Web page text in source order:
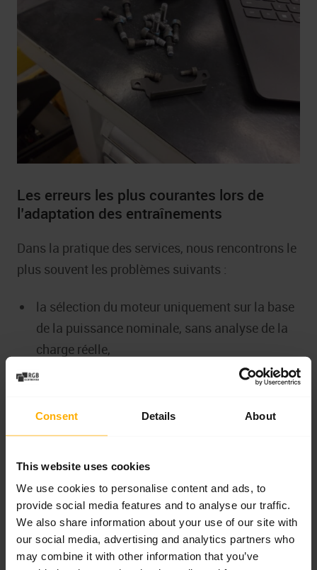
Consent Details About
This website uses cookies
We use cookies to personalise content and ads, to
provide social media features and to analyse our traffic.
We also share information about your use of our site with
our social media, advertising and analytics partners who
may combine it with other information that you’ve
Les erreurs les plus courantes lors de
l’adaptation des entraînements
Dans la pratique des services, nous rencontrons le
plus souvent les problèmes suivants :
la sélection du moteur uniquement sur la base
de la puissance nominale, sans analyse de la
charge réelle,
pas de mise à jour des paramètres sur
l’omission de la qualité de l’énergie et du
contrôle des harmoniques,
l’absence de mesures conformes à l’exécution
après la mise en service.
Après l’installation, les moteurs électriques IE3,
IE4 ou IE5 doivent faire l’objet d’une vérification du
courant de fonctionnement, de la température du